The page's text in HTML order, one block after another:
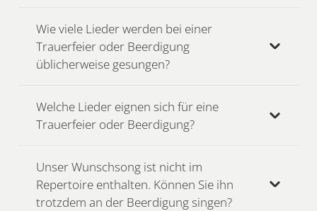
Wie viele Lieder werden bei einer
Trauerfeier oder Beerdigung
üblicherweise gesungen?
Welche Lieder eignen sich für eine
Trauerfeier oder Beerdigung?
Unser Wunschsong ist nicht im
Repertoire enthalten. Können Sie ihn
trotzdem an der Beerdigung singen?